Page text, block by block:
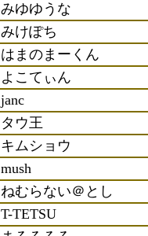
みゆゆうな
みけぽち
はまのまーくん
よこてぃん
janc
タウ王
キムショウ
mush
ねむらない＠とし
T-TETSU